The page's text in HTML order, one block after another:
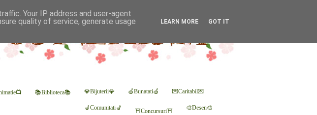
📚Biblioteca📚 💎Bijuterii💎 🍏Bunatati🍏 💌Caritabil💌
💺Comunitati💺 ⛩Concursuri⛩ 🎨Desen🎨
Your IP address and user-agent
quality of service, generate usage
LEARN MORE GOT IT